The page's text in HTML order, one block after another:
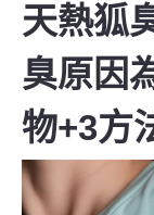
天熱狐
臭原因
物+3方